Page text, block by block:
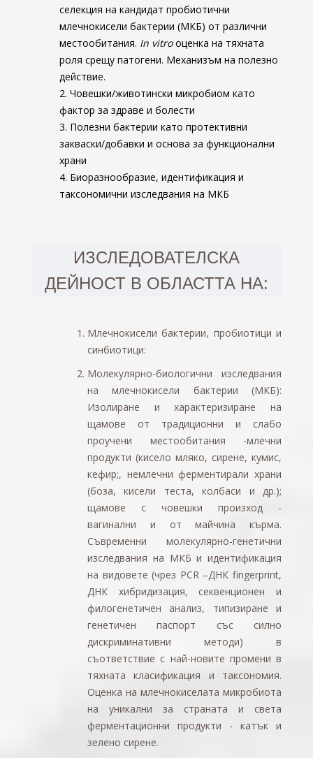
селекция на кандидат пробиотични
млечнокисели бактерии (МКБ) от различни
местообитания. In vitroоценка на тяхната
роля срещу патогени. Механизъм на полезно
действие.
2. Човешки/животински микробиом като
фактор за здраве и болести
3. Полезни бактерии като протективни
закваски/добавки и основа за функционални
храни
4. Биоразнообразие, идентификация и
таксономични изследвания на МКБ
ИЗСЛЕДОВАТЕЛСКА
ДЕЙНОСТ В ОБЛАСТТА НА:
Млечнокисели бактерии, пробиотици и
синбиотици:
Молекулярно-биологични изследвания
на млечнокисели бактерии (МКБ):
Изолиране и характеризиране на
щамове от традиционни и слабо
проучени местообитания -млечни
продукти (кисело мляко, сирене, кумис,
кефир;, немлечни ферментирали храни
(боза, кисели теста, колбаси и др.);
щамове с човешки произход -
вагинални и от майчина кърма.
Съвременни молекулярно-генетични
изследвания на МКБ и идентификация
на видовете (чрез PCR –ДНК fingerprint,
ДНК хибридизация, секвенционен и
филогенетичен анализ, типизиране и
генетичен паспорт със силно
дискриминативни методи) в
съответствие с най-новите промени в
тяхната класификация и таксономия.
Оценка на млечнокиселата микробиота
на уникални за страната и света
ферментационни продукти - катък и
зелено сирене.